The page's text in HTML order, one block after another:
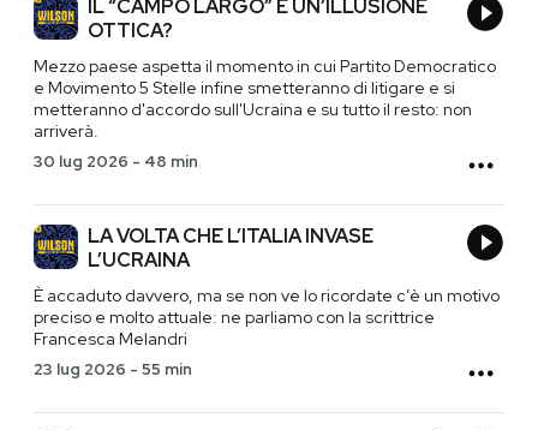
IL “CAMPO LARGO” È UN’ILLUSIONE
OTTICA?
Mezzo paese aspetta il momento in cui Partito Democratico
e Movimento 5 Stelle infine smetteranno di litigare e si
metteranno d'accordo sull'Ucraina e su tutto il resto: non
arriverà.
30 lug 2026 - 48 min
LA VOLTA CHE L’ITALIA INVASE
L’UCRAINA
È accaduto davvero, ma se non ve lo ricordate c’è un motivo
preciso e molto attuale: ne parliamo con la scrittrice
Francesca Melandri
23 lug 2026 - 55 min